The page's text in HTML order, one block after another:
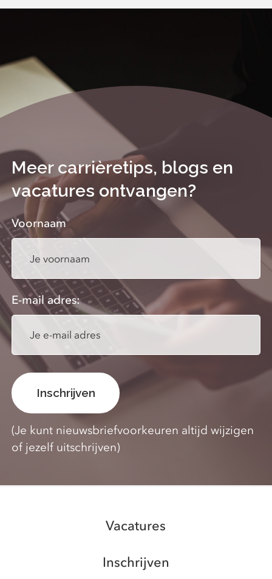
Meer carrièretips, blogs en
vacatures ontvangen?
Voornaam
E-mail adres:
(Je kunt nieuwsbriefvoorkeuren altijd wijzigen
of jezelf uitschrijven)
Vacatures
Inschrijven